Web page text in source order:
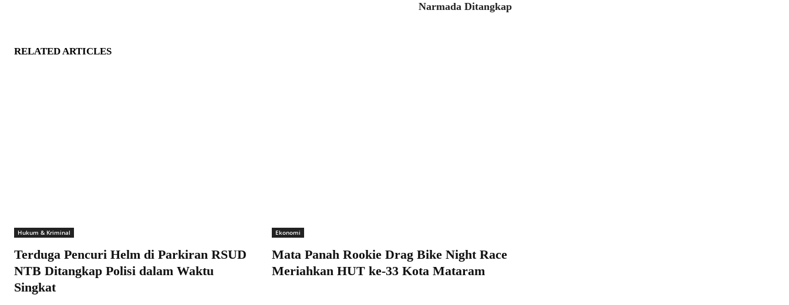
Narmada Ditangkap
RELATED ARTICLES
Hukum & Kriminal
Terduga Pencuri Helm di Parkiran RSUD
NTB Ditangkap Polisi dalam Waktu
Singkat
Ekonomi
Mata Panah Rookie Drag Bike Night Race
Meriahkan HUT ke-33 Kota Mataram